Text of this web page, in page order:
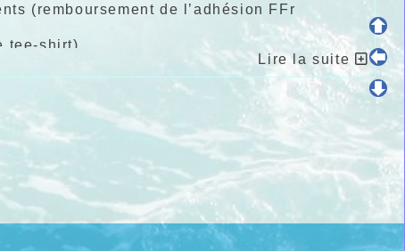
(remboursement de l’adhésion FFr
tee-shirt).
Lire la suite